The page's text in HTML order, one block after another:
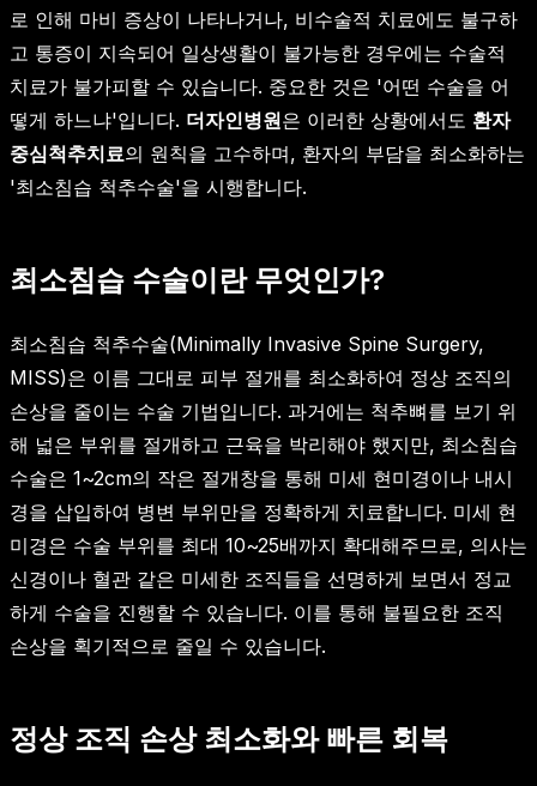
로 인해 마비 증상이 나타나거나, 비수술적 치료에도 불구하
고 통증이 지속되어 일상생활이 불가능한 경우에는 수술적
치료가 불가피할 수 있습니다. 중요한 것은 '어떤 수술을 어
떻게 하느냐'입니다. 더자인병원은 이러한 상황에서도 환자
중심척추치료의 원칙을 고수하며, 환자의 부담을 최소화하는
'최소침습 척추수술'을 시행합니다.
최소침습 수술이란 무엇인가?
최소침습 척추수술(Minimally Invasive Spine Surgery,
MISS)은 이름 그대로 피부 절개를 최소화하여 정상 조직의
손상을 줄이는 수술 기법입니다. 과거에는 척추뼈를 보기 위
해 넓은 부위를 절개하고 근육을 박리해야 했지만, 최소침습
수술은 1~2cm의 작은 절개창을 통해 미세 현미경이나 내시
경을 삽입하여 병변 부위만을 정확하게 치료합니다. 미세 현
미경은 수술 부위를 최대 10~25배까지 확대해주므로, 의사는
신경이나 혈관 같은 미세한 조직들을 선명하게 보면서 정교
하게 수술을 진행할 수 있습니다. 이를 통해 불필요한 조직
손상을 획기적으로 줄일 수 있습니다.
정상 조직 손상 최소화와 빠른 회복